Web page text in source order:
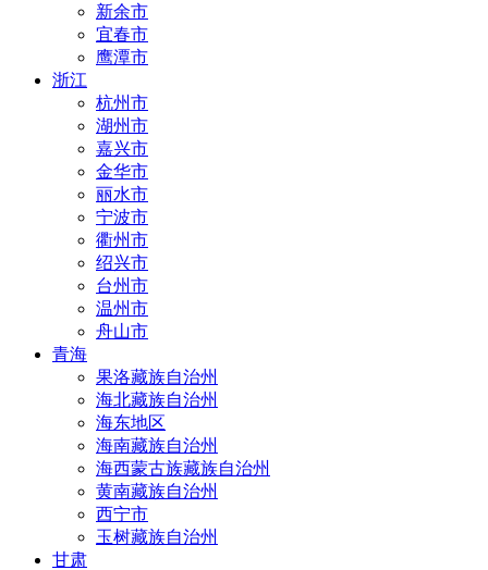
新余市
宜春市
鹰潭市
浙江
杭州市
湖州市
嘉兴市
金华市
丽水市
宁波市
衢州市
绍兴市
台州市
温州市
舟山市
青海
果洛藏族自治州
海北藏族自治州
海东地区
海南藏族自治州
海西蒙古族藏族自治州
黄南藏族自治州
西宁市
玉树藏族自治州
甘肃